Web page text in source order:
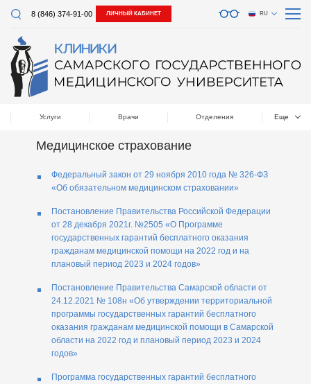
8 (846) 374-91-00 ЛИЧНЫЙ КАБИНЕТ RU
Услуги Врачи Отделения Еще
Медицинское страхование
Федеральный закон от 29 ноября 2010 года № 326-ФЗ
«Об обязательном медицинском страховании»
Постановление Правительства Российской Федерации
от 28 декабря 2021г. №2505 «О Программе
государственных гарантий бесплатного оказания
гражданам медицинской помощи на 2022 год и на
плановый период 2023 и 2024 годов»
Постановление Правительства Самарской области от
24.12.2021 № 108н «Об утверждении территориальной
программы государственных гарантий бесплатного
оказания гражданам медицинской помощи в Самарской
области на 2022 год и плановый период 2023 и 2024
годов»
Программа государственных гарантий бесплатного